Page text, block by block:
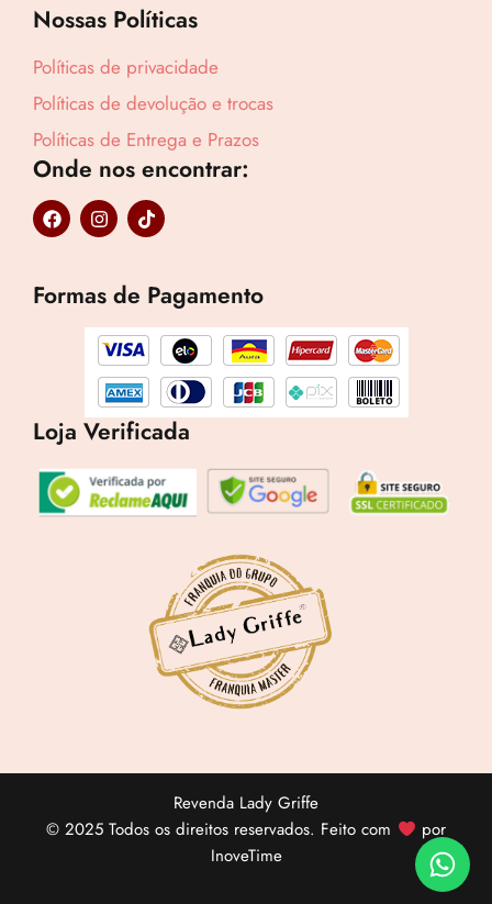
R$63,00
6x de R$
Nossas Políticas
Políticas de privacidade
Políticas de devolução e trocas
Políticas de Entrega e Prazos
Onde nos encontrar:
F
a
o
I
n
g
a
m
T
i
o
k
Formas de Pagamento
Loja Verificada
Revenda Lady Griffe
© 2025 Todos os direitos reservados. Feito com
por
InoveTime